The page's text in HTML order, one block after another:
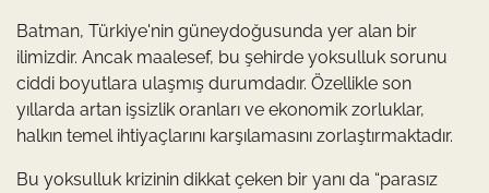
Batman, Türkiye'nin güneydoğusunda yer alan bir
ilimizdir. Ancak maalesef, bu şehirde yoksulluk sorunu
ciddi boyutlara ulaşmış durumdadır. Özellikle son
yıllarda artan işsizlik oranları ve ekonomik zorluklar,
halkın temel ihtiyaçlarını karşılamasını zorlaştırmaktadır.
Bu yoksulluk krizinin dikkat çeken bir yanı da “parasız